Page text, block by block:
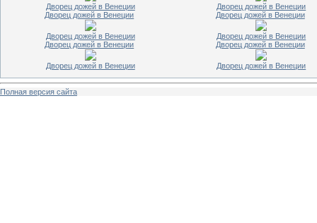
Дворец дожей в Венеции
Дворец дожей в Венеции
Дворец дожей в Венеции
Дворец дожей в Венеции
Дворец дожей в Венеции
Дворец дожей в Венеции
Дворец дожей в Венеции
Дворец дожей в Венеции
Дворец дожей в Венеции
Дворец дожей в Венеции
Полная версия сайта